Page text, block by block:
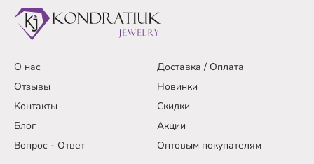
О нас
Доставка / Оплата
Отзывы
Новинки
Контакты
Скидки
Блог
Акции
Вопрос - Ответ
Оптовым покупателям